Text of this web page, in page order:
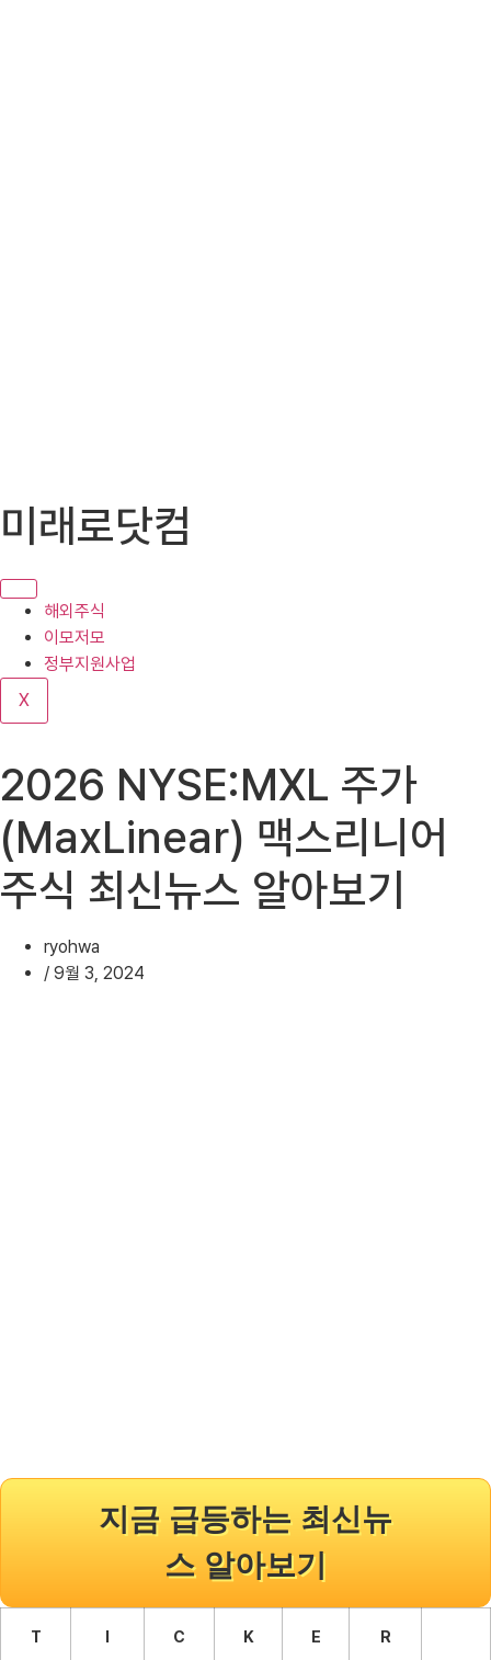
텐
로
기
미래로닷컴
해외주식
이모저모
정부지원사업
X
2026 NYSE:MXL 주가
(MaxLinear) 맥스리니어
주식 최신뉴스 알아보기
ryohwa
/ 9월 3, 2024
지금 급등하는 최신뉴
스 알아보기
T I C K E R